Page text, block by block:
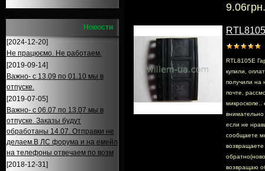
Новости
[2024-12-20]
Не працюємо. Не работаем.
[2019-09-14]
Важно- с 13.09 по 01.10 мы в
отпуске.
[2019-07-05]
Важно- с 06.07 по 13.07 мы в
отпуске. Заказы будут
обработаны 14.07. Отправки не
делаем.В ЛС форума и на емейл
на телефоны отвечаем по возм
[2018-12-31]
9.06грн.
RTL8105E
купили,
получили на
почте,
микроскопе..
внимательно
если не
сообщаете
возвращаете
возвращаю